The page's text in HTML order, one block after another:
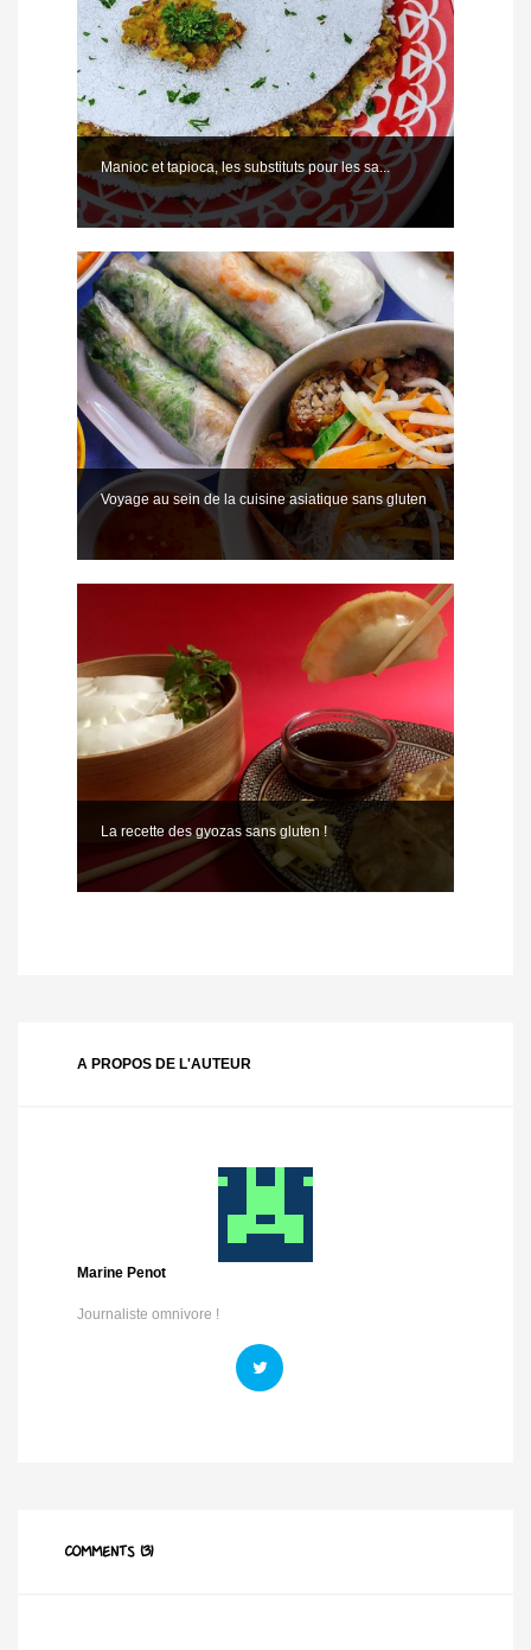
Manioc et tapioca, les substituts pour les sa...
Voyage au sein de la cuisine asiatique sans gluten
La recette des gyozas sans gluten !
A PROPOS DE L'AUTEUR
Marine Penot
Journaliste omnivore !
COMMENTS (3)